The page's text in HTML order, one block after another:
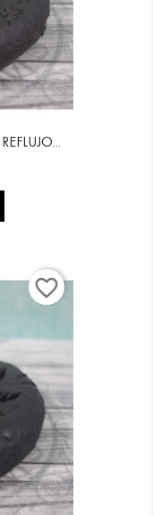
favorite_border